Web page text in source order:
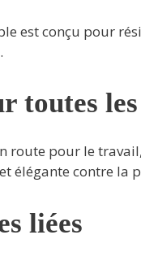
est conçu pour
toutes
route pour le
élégante contre la
liées